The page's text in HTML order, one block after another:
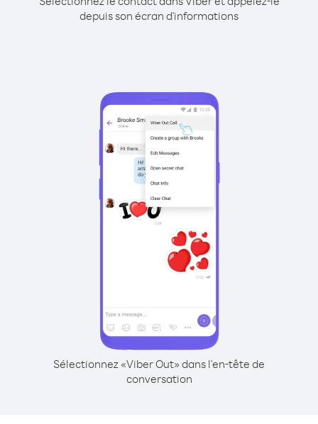
depuis son écran d'informations
Sélectionnez «Viber Out» dans l'en-tête de
conversation